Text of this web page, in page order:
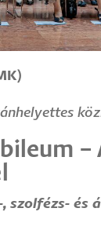
–
szolfézs- és